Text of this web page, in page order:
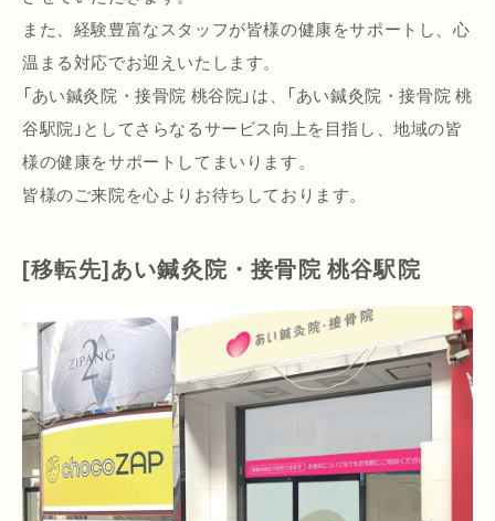
また、経験豊富なスタッフが皆様の健康をサポートし、心
温まる対応でお迎えいたします。
「あい鍼灸院・接骨院 桃谷院」は、「あい鍼灸院・接骨院 桃
谷駅院」としてさらなるサービス向上を目指し、地域の皆
様の健康をサポートしてまいります。
皆様のご来院を心よりお待ちしております。
[移転先]あい鍼灸院・接骨院 桃谷駅院